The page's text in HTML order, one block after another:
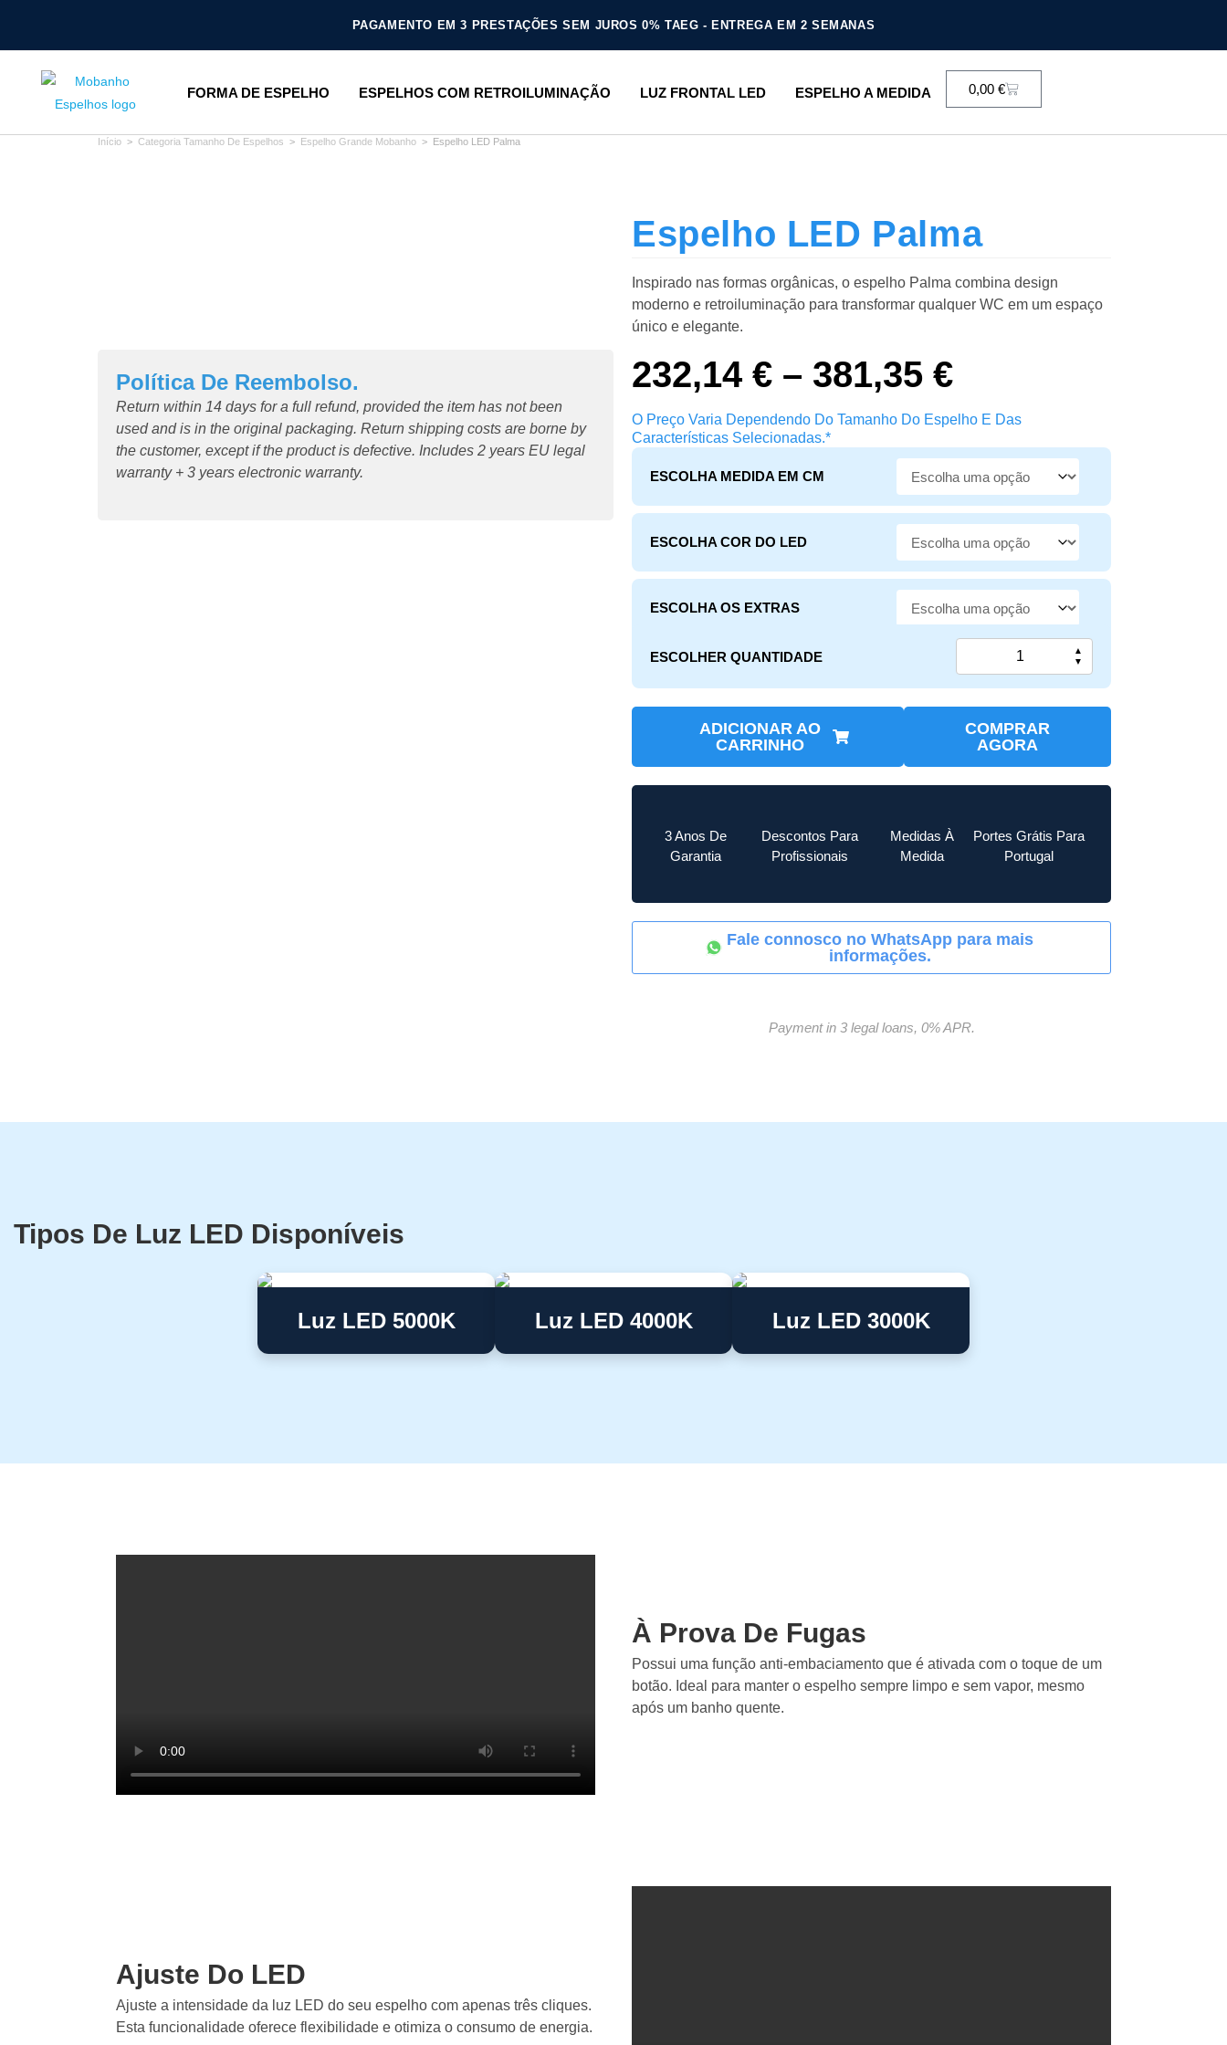
PAGAMENTO EM 3 PRESTAÇÕES SEM JUROS 0% TAEG - ENTREGA EM 2 SEMANAS
FORMA DE ESPELHO ESPELHOS COM RETROILUMINAÇÃO LUZ FRONTAL LED ESPELHO A MEDIDA 0,00 €
Início > Categoria Tamanho De Espelhos > Espelho Grande Mobanho > Espelho LED Palma
Política De Reembolso.
Return within 14 days for a full refund, provided the item has not been
used and is in the original packaging. Return shipping costs are borne by
the customer, except if the product is defective. Includes 2 years EU legal
warranty + 3 years electronic warranty.
Espelho LED Palma
Inspirado nas formas orgânicas, o espelho Palma combina design
moderno e retroiluminação para transformar qualquer WC em um espaço
único e elegante.
232,14 € – 381,35 €
O Preço Varia Dependendo Do Tamanho Do Espelho E Das
Características Selecionadas.*
ESCOLHA MEDIDA EM CM
ESCOLHA COR DO LED
ESCOLHA OS EXTRAS
ESCOLHER QUANTIDADE
▲
▼
ADICIONAR AO
CARRINHO
COMPRAR
AGORA
3 Anos De
Garantia
Descontos Para
Profissionais
Medidas À
Medida
Portes Grátis Para
Portugal
Fale connosco no WhatsApp para mais
informações.
Payment in 3 legal loans, 0% APR.
Tipos De Luz LED Disponíveis
Luz LED 5000K Luz LED 4000K Luz LED 3000K
À Prova De Fugas
Possui uma função anti-embaciamento que é ativada com o toque de um
botão. Ideal para manter o espelho sempre limpo e sem vapor, mesmo
após um banho quente.
Ajuste Do LED
Ajuste a intensidade da luz LED do seu espelho com apenas três cliques.
Esta funcionalidade oferece flexibilidade e otimiza o consumo de energia.